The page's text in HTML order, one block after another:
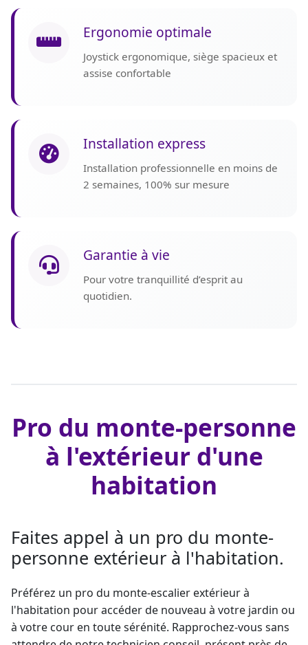
Ergonomie optimale
Joystick ergonomique, siège spacieux et
assise confortable
Installation express
Installation professionnelle en moins de
2 semaines, 100% sur mesure
Garantie à vie
Pour votre tranquillité d’esprit au
quotidien.
Pro du monte-personne
à l'extérieur d'une
habitation
Faites appel à un pro du monte-
personne extérieur à l'habitation.
Préférez un pro du monte-escalier extérieur à
l'habitation pour accéder de nouveau à votre jardin ou
à votre cour en toute sérénité. Rapprochez-vous sans